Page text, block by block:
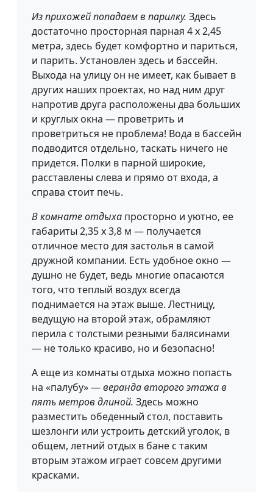
Из прихожей попадаем в парилку. Здесь
достаточно просторная парная 4 х 2,45
метра, здесь будет комфортно и париться,
и парить. Установлен здесь и бассейн.
Выхода на улицу он не имеет, как бывает в
других наших проектах, но над ним друг
напротив друга расположены два больших
и круглых окна — проветрить и
проветриться не проблема! Вода в бассейн
подводится отдельно, таскать ничего не
придется. Полки в парной широкие,
расставлены слева и прямо от входа, а
справа стоит печь.
В комнате отдыха просторно и уютно, ее
габариты 2,35 х 3,8 м — получается
отличное место для застолья в самой
дружной компании. Есть удобное окно —
душно не будет, ведь многие опасаются
того, что теплый воздух всегда
поднимается на этаж выше. Лестницу,
ведущую на второй этаж, обрамляют
перила с толстыми резными балясинами
— не только красиво, но и безопасно!
А еще из комнаты отдыха можно попасть
на «палубу» —веранда второго этажа в
пять метров длиной. Здесь можно
разместить обеденный стол, поставить
шезлонги или устроить детский уголок, в
общем, летний отдых в бане с таким
вторым этажом играет совсем другими
красками.